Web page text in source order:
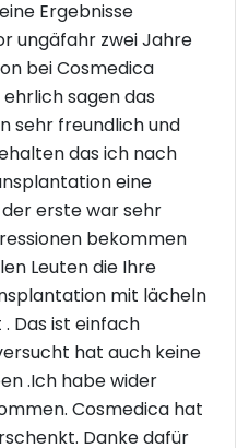
Ergebnisse
ungäfahr zwei Jahre
bei Cosmedica
sagen das
sehr freundlich und
das ich nach
eine
erste war sehr
bekommen
Leuten die Ihre
mit lächeln
Das ist einfach
hat auch keine
.Ich habe wider
Cosmedica hat
Danke dafür